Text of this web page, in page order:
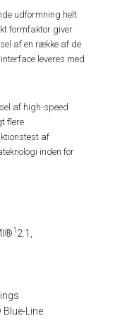
udformning helt
formfaktor giver
af en række af de
leveres med
af high-speed
flere
af
inden for
1 2.1,
Line